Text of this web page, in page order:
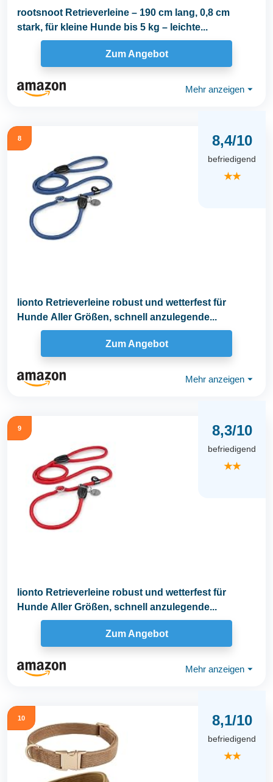
rootsnoot Retrieverleine – 190 cm lang, 0,8 cm
stark, für kleine Hunde bis 5 kg – leichte...
Zum Angebot
Mehr anzeigen ⏷
8 8,4/10
befriedigend
★★
lionto Retrieverleine robust und wetterfest für
Hunde Aller Größen, schnell anzulegende...
Zum Angebot
Mehr anzeigen ⏷
9 8,3/10
befriedigend
★★
lionto Retrieverleine robust und wetterfest für
Hunde Aller Größen, schnell anzulegende...
Zum Angebot
Mehr anzeigen ⏷
10 8,1/10
befriedigend
★★